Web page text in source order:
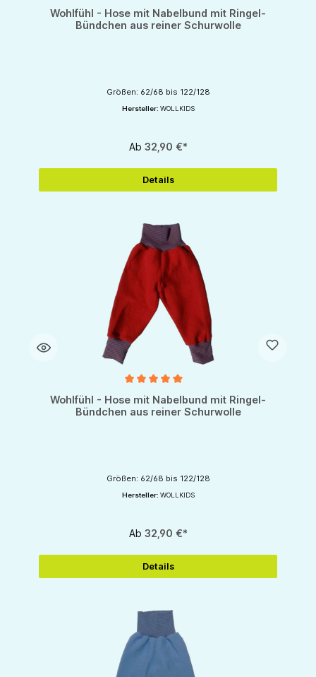
Durchschnittliche Bewertung von 5 von 5 Sternen
Wohlfühl - Hose mit Nabelbund mit Ringel-
Bündchen aus reiner Schurwolle
Größen: 62/68 bis 122/128
Hersteller: WOLLKIDS
Ab 32,90 €*
Details
Durchschnittliche Bewertung von 5 von 5 Sternen
Wohlfühl - Hose mit Nabelbund mit Ringel-
Bündchen aus reiner Schurwolle
Größen: 62/68 bis 122/128
Hersteller: WOLLKIDS
Ab 32,90 €*
Details